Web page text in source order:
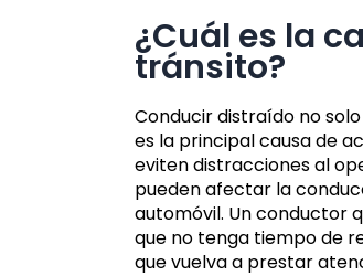
¿Cuál es la
tránsito?
Conducir distraído no
es la principal causa de
eviten distracciones al
pueden afectar la
automóvil. Un conductor
que no tenga tiempo de
que vuelva a prestar